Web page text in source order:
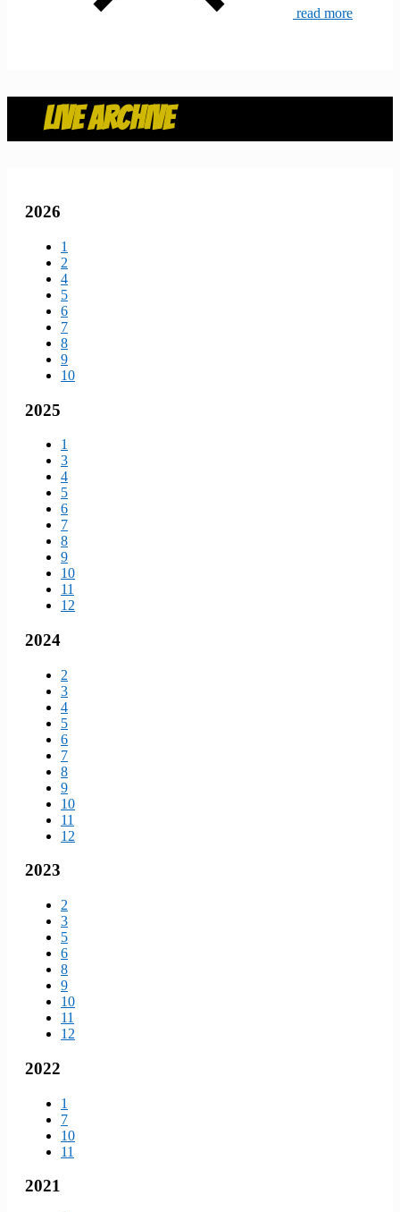
read more
LIVE ARCHIVE
2026
1
2
4
5
6
7
8
9
10
2025
1
3
4
5
6
7
8
9
10
11
12
2024
2
3
4
5
6
7
8
9
10
11
12
2023
2
3
5
6
8
9
10
11
12
2022
1
7
10
11
2021